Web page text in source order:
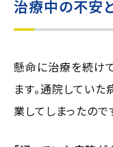
治療中の不安
懸命に治療を続け
ます。通院してい
業してしまったので